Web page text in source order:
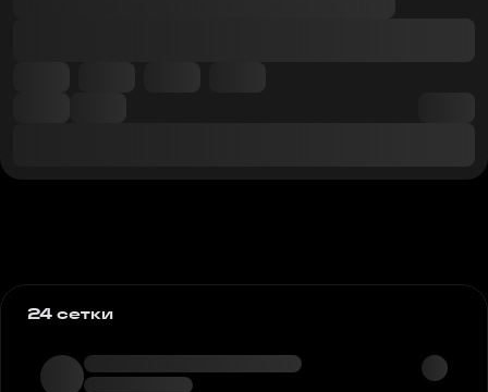
24 сетки